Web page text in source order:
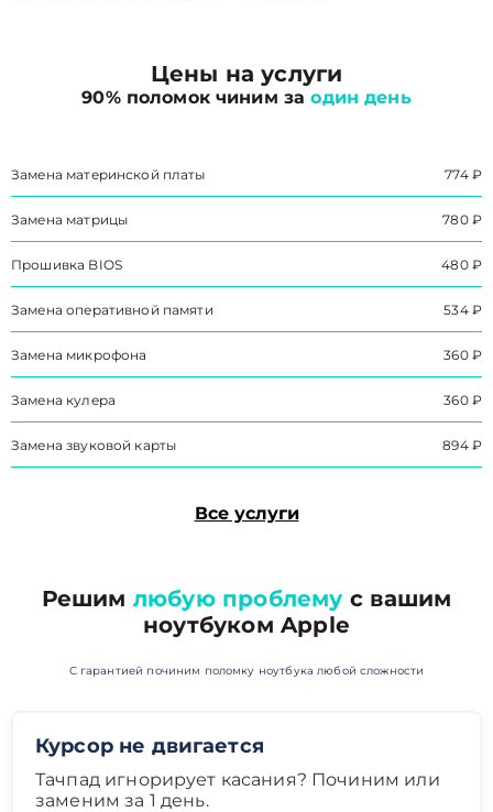
Цены на услуги
90% поломок чиним заодин день
Замена материнской платы 774 ₽
Замена матрицы 780 ₽
Прошивка BIOS 480 ₽
Замена оперативной памяти 534 ₽
Замена микрофона 360 ₽
Замена кулера 360 ₽
Замена звуковой карты 894 ₽
Все услуги
Решим любую проблему с вашим
ноутбуком Apple
С гарантией починим поломку ноутбука любой сложности
Курсор не двигается
Тачпад игнорирует касания? Починим или
заменим за 1 день.